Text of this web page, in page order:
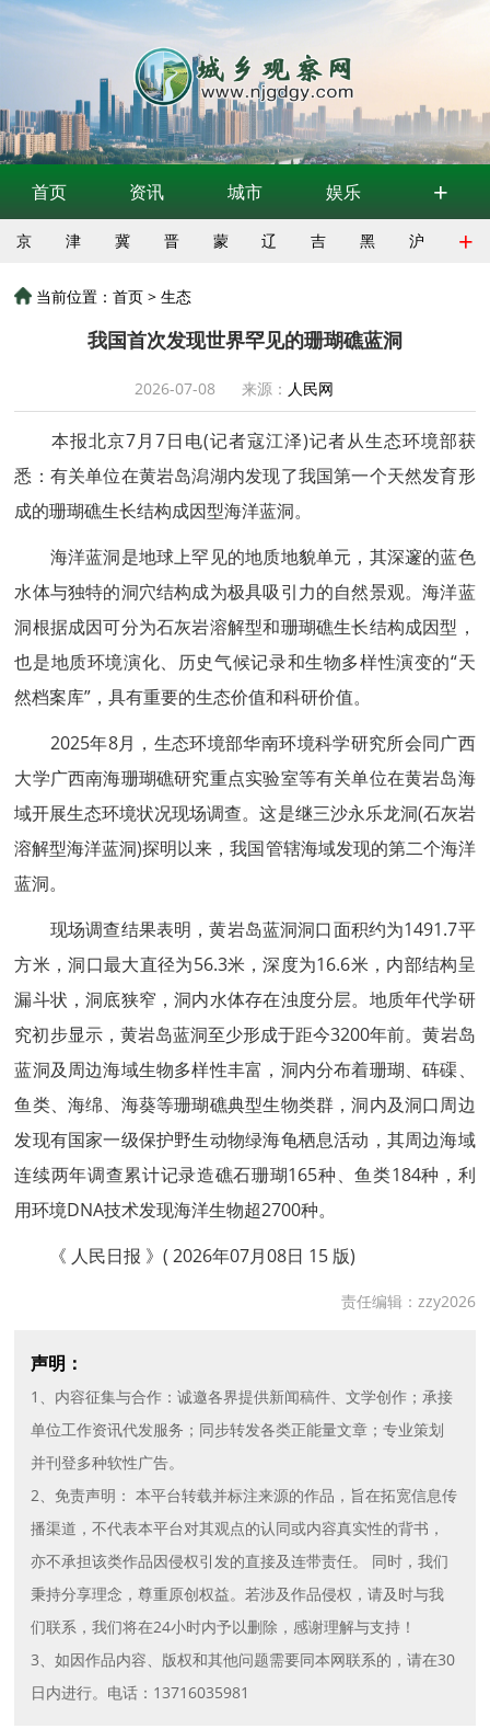
首页 资讯 城市 娱乐 +
京 津 冀 晋 蒙 辽 吉 黑 沪 +
当前位置：首页 >生态
我国首次发现世界罕见的珊瑚礁蓝洞
2026-07-08 来源： 人民网
本报北京7月7日电(记者寇江泽)记者从生态环境部获
悉：有关单位在黄岩岛潟湖内发现了我国第一个天然发育形
成的珊瑚礁生长结构成因型海洋蓝洞。
海洋蓝洞是地球上罕见的地质地貌单元，其深邃的蓝色
水体与独特的洞穴结构成为极具吸引力的自然景观。海洋蓝
洞根据成因可分为石灰岩溶解型和珊瑚礁生长结构成因型，
也是地质环境演化、历史气候记录和生物多样性演变的“天
然档案库”，具有重要的生态价值和科研价值。
2025年8月，生态环境部华南环境科学研究所会同广西
大学广西南海珊瑚礁研究重点实验室等有关单位在黄岩岛海
域开展生态环境状况现场调查。这是继三沙永乐龙洞(石灰岩
溶解型海洋蓝洞)探明以来，我国管辖海域发现的第二个海洋
蓝洞。
现场调查结果表明，黄岩岛蓝洞洞口面积约为1491.7平
方米，洞口最大直径为56.3米，深度为16.6米，内部结构呈
漏斗状，洞底狭窄，洞内水体存在浊度分层。地质年代学研
究初步显示，黄岩岛蓝洞至少形成于距今3200年前。黄岩岛
蓝洞及周边海域生物多样性丰富，洞内分布着珊瑚、砗磲、
鱼类、海绵、海葵等珊瑚礁典型生物类群，洞内及洞口周边
发现有国家一级保护野生动物绿海龟栖息活动，其周边海域
连续两年调查累计记录造礁石珊瑚165种、鱼类184种，利
用环境DNA技术发现海洋生物超2700种。
《 人民日报 》( 2026年07月08日 15 版)
责任编辑：zzy2026
声明：
1、内容征集与合作：诚邀各界提供新闻稿件、文学创作；承接
单位工作资讯代发服务；同步转发各类正能量文章；专业策划
并刊登多种软性广告。
2、免责声明： 本平台转载并标注来源的作品，旨在拓宽信息传
播渠道，不代表本平台对其观点的认同或内容真实性的背书，
亦不承担该类作品因侵权引发的直接及连带责任。 同时，我们
秉持分享理念，尊重原创权益。若涉及作品侵权，请及时与我
们联系，我们将在24小时内予以删除，感谢理解与支持！
3、如因作品内容、版权和其他问题需要同本网联系的，请在30
日内进行。电话：13716035981